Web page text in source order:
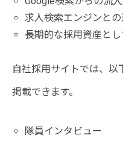
求人検索エンジンと
長期的な採用資産と
自社採用サイトでは、以
掲載できます。
隊員インタビュー